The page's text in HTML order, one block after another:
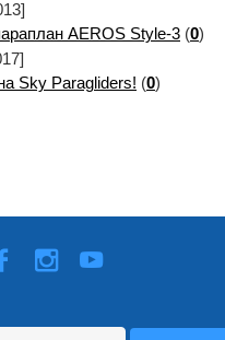
AEROS Style-3 (0)
Sky Paragliders! (0)